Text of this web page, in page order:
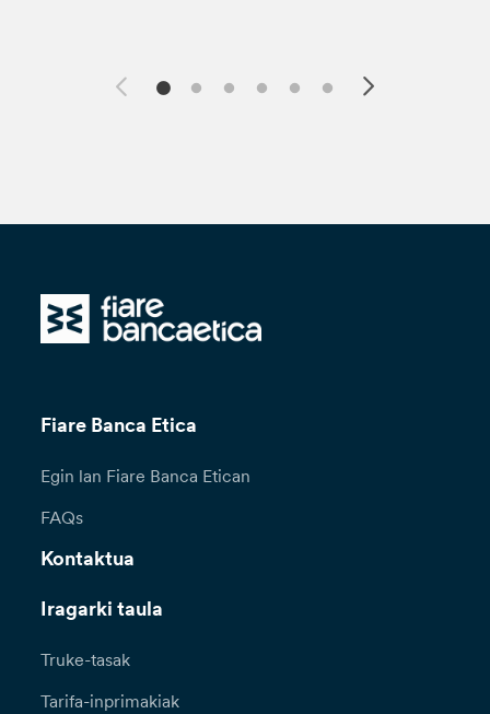
Fiare Banca Etica
Egin lan Fiare Banca Etican
FAQs
Kontaktua
Iragarki taula
Truke-tasak
Tarifa-inprimakiak